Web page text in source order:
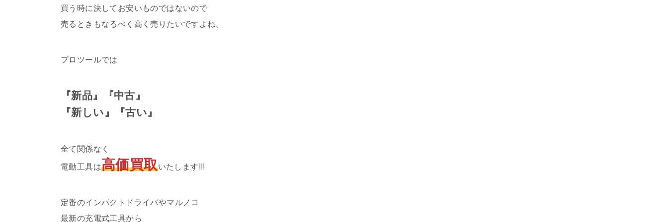
買う時に決してお安いものではないので
売るときもなるべく高く売りたいですよね。
プロツールでは
『新品』『中古』
『新しい』『古い』
全て関係なく
電動工具は高価買取いたします!!!
定番のインパクトドライバやマルノコ
最新の充電式工具から